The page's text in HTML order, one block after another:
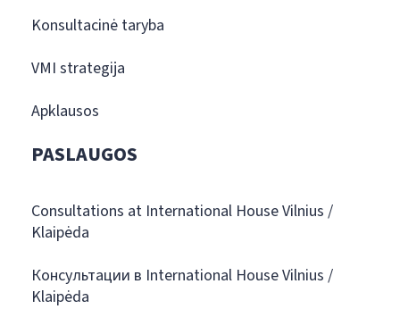
Konsultacinė taryba
VMI strategija
Apklausos
PASLAUGOS
Consultations at International House Vilnius /
Klaipėda
Консультации в International House Vilnius /
Klaipėda